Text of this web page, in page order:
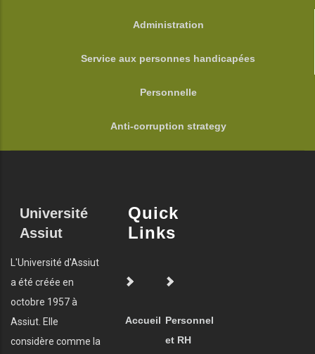
Administration
Service aux personnes handicapées
Personnelle
Anti-corruption strategy
Université
Assiut
L'Université d'Assiut
a été créée en
octobre 1957 à
Assiut. Elle
considère comme la
Quick
Links
Accueil Personnel
et RH